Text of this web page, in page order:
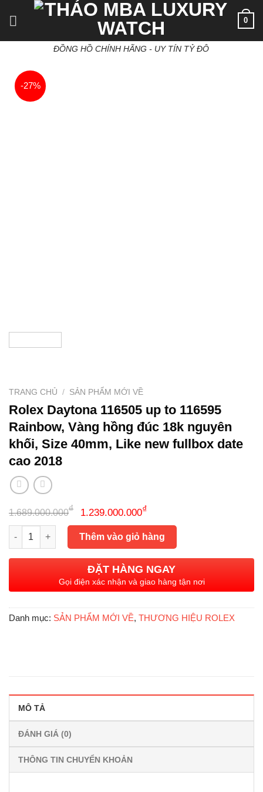
ĐỒNG HỒ CHÍNH HÃNG - UY TÍN TỶ ĐÔ
0
-27%
TRANG CHỦ / SẢN PHẨM MỚI VỀ
Rolex Daytona 116505 up to 116595
Rainbow, Vàng hồng đúc 18k nguyên
khối, Size 40mm, Like new fullbox date
cao 2018
1.689.000.000₫
Giá
gốc
là:
1.689.000.000₫.
1.239.000.000₫Giá
hiện
tại
là:
1.239.000.000₫.
Rolex Daytona 116505 up to 116595 Rainbow, Vàng hồng
Thêm vào giỏ hàng
ĐẶT HÀNG NGAY
Gọi điện xác nhận và giao hàng tận nơi
Danh mục: SẢN PHẨM MỚI VỀ, THƯƠNG HIỆU ROLEX
MÔ TẢ
ĐÁNH GIÁ (0)
THÔNG TIN CHUYỂN KHOẢN